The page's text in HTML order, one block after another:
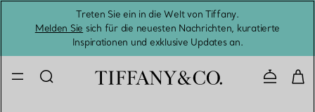
Treten Sie ein in die Welt von Tiffany.
Melden Sie sich für die neuesten Nachrichten, kuratierte
Inspirationen und exklusive Updates an.